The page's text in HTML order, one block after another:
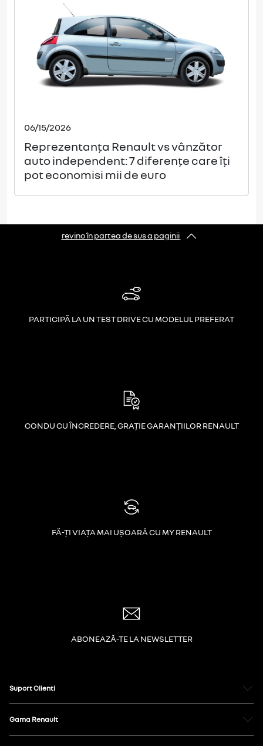
06/15/2026
Reprezentanța Renault vs vânzător
auto independent: 7 diferențe care îți
pot economisi mii de euro
revino în partea de sus a paginii
PARTICIPĂ LA UN TEST DRIVE CU MODELUL PREFERAT
CONDU CU ÎNCREDERE, GRAȚIE GARANȚIILOR RENAULT
FĂ-ȚI VIAȚA MAI UȘOARĂ CU MY RENAULT
ABONEAZĂ-TE LA NEWSLETTER
Suport Clienti
Gama Renault